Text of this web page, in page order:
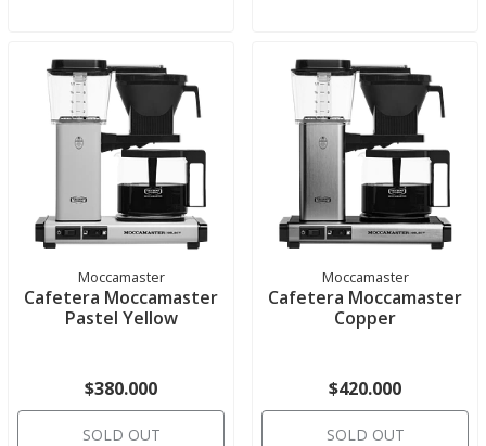
Moccamaster
Cafetera Moccamaster
Pastel Yellow
$380.000
SOLD OUT
Moccamaster
Cafetera Moccamaster
Copper
$420.000
SOLD OUT